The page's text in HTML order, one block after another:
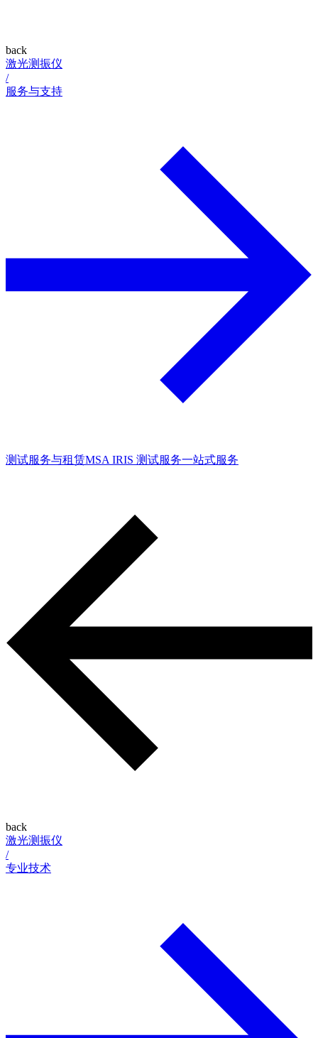
back
激光测振仪
/
服务与支持
测试服务与租赁MSA IRIS 测试服务一站式服务
back
激光测振仪
/
专业技术